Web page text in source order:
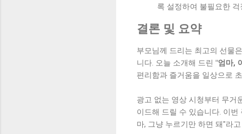
록 설정하여 불필요한
결론 및 요약
부모님께 드리는 최고의 선물
니다. 오늘 소개해 드린 "엄마,
편리함과 즐거움을 일상으로
광고 없는 영상 시청부터 무거
이드해 드릴 수 있습니다. 이
마, 그냥 누르기만 하면 돼"라